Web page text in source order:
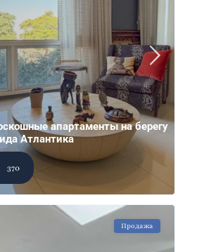
апартаменты на берегу
Атлантика
370
Продажа